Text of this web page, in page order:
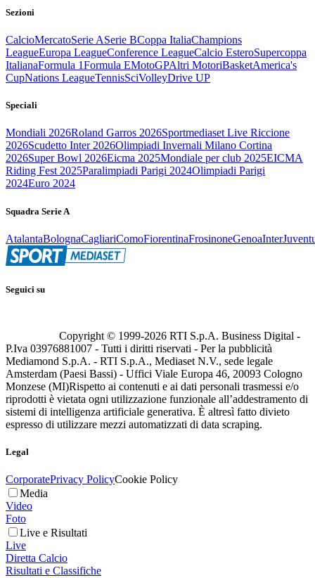
Sezioni
CalcioMercatoSerie ASerie BCoppa ItaliaChampions
LeagueEuropa LeagueConference LeagueCalcio EsteroSupercoppa
ItalianaFormula 1Formula EMotoGPAltri MotoriBasketAmerica's
CupNations LeagueTennisSciVolleyDrive UP
Speciali
Mondiali 2026Roland Garros 2026Sportmediaset Live Riccione
2026Scudetto Inter 2026Olimpiadi Invernali Milano Cortina
2026Super Bowl 2026Eicma 2025Mondiale per club 2025EICMA
Riding Fest 2025Paralimpiadi Parigi 2024Olimpiadi Parigi
2024Euro 2024
Squadra Serie A
AtalantaBolognaCagliariComoFiorentinaFrosinoneGenoaInter
Seguici su
Copyright © 1999-2026 RTI S.p.A. Business Digital -
P.Iva 03976881007 - Tutti i diritti riservati - Per la pubblicità
Mediamond S.p.A. - RTI S.p.A., Mediaset N.V., sede legale
Amsterdam (Paesi Bassi) - Uffici Viale Europa 46, 20093 Cologno
Monzese (MI)Rispetto ai contenuti e ai dati personali trasmessi e/o
riprodotti è vietata ogni utilizzazione funzionale all’addestramento di
sistemi di intelligenza artificiale generativa. È altresì fatto divieto
espresso di utilizzare mezzi automatizzati di data scraping.
Legal
CorporatePrivacy PolicyCookie Policy
Media
Video
Foto
Live e Risultati
Live
Diretta Calcio
Risultati e Classifiche